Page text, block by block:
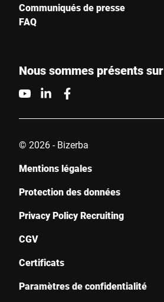
Communiqués de presse
FAQ
Nous sommes présents sur
© 2026 - Bizerba
Mentions légales
Protection des données
Privacy Policy Recruiting
CGV
Certificats
Paramètres de confidentialité